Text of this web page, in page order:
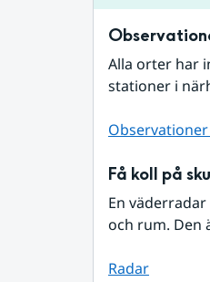
Alla orter har
stationer i
Få koll på
En
och rum. Den
Radar